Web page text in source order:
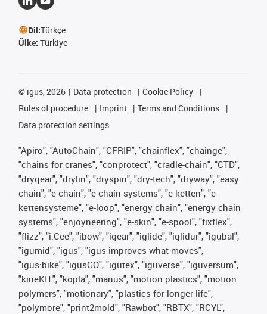
Dil:Türkçe
Ülke: Türkiye
© igus, 2026 Data protection
Cookie Policy
Rules of procedure
Imprint
Terms and Conditions
Data protection settings
"Apiro", "AutoChain", "CFRIP", "chainflex", "chainge",
"chains for cranes", "conprotect", "cradle-chain", "CTD",
"drygear", "drylin", "dryspin", "dry-tech", "dryway", "easy
chain", "e-chain", "e-chain systems", "e-ketten", "e-
kettensysteme", "e-loop", "energy chain", "energy chain
systems", "enjoyneering", "e-skin", "e-spool", "fixflex",
"flizz", "i.Cee", "ibow", "igear", "iglide", "iglidur", "igubal",
"igumid", "igus", "igus improves what moves",
"igus:bike", "igusGO", "igutex", "iguverse", "iguversum",
"kineKIT", "kopla", "manus", "motion plastics", "motion
polymers", "motionary", "plastics for longer life",
"polymore", "print2mold", "Rawbot", "RBTX", "RCYL",